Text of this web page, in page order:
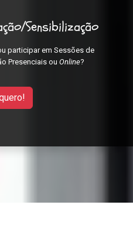
Sensibilização
participar em Sessões de
Presenciais ou Online?